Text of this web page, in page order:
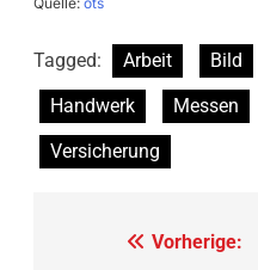
Tagged: Arbeit Bild
Handwerk
Messen
Versicherung
Vorherige: